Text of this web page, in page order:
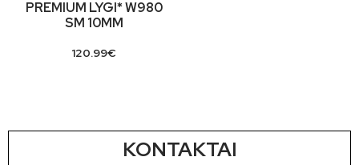
PREMIUM LYGI* W980
SM 10MM
120.99€
KONTAKTAI